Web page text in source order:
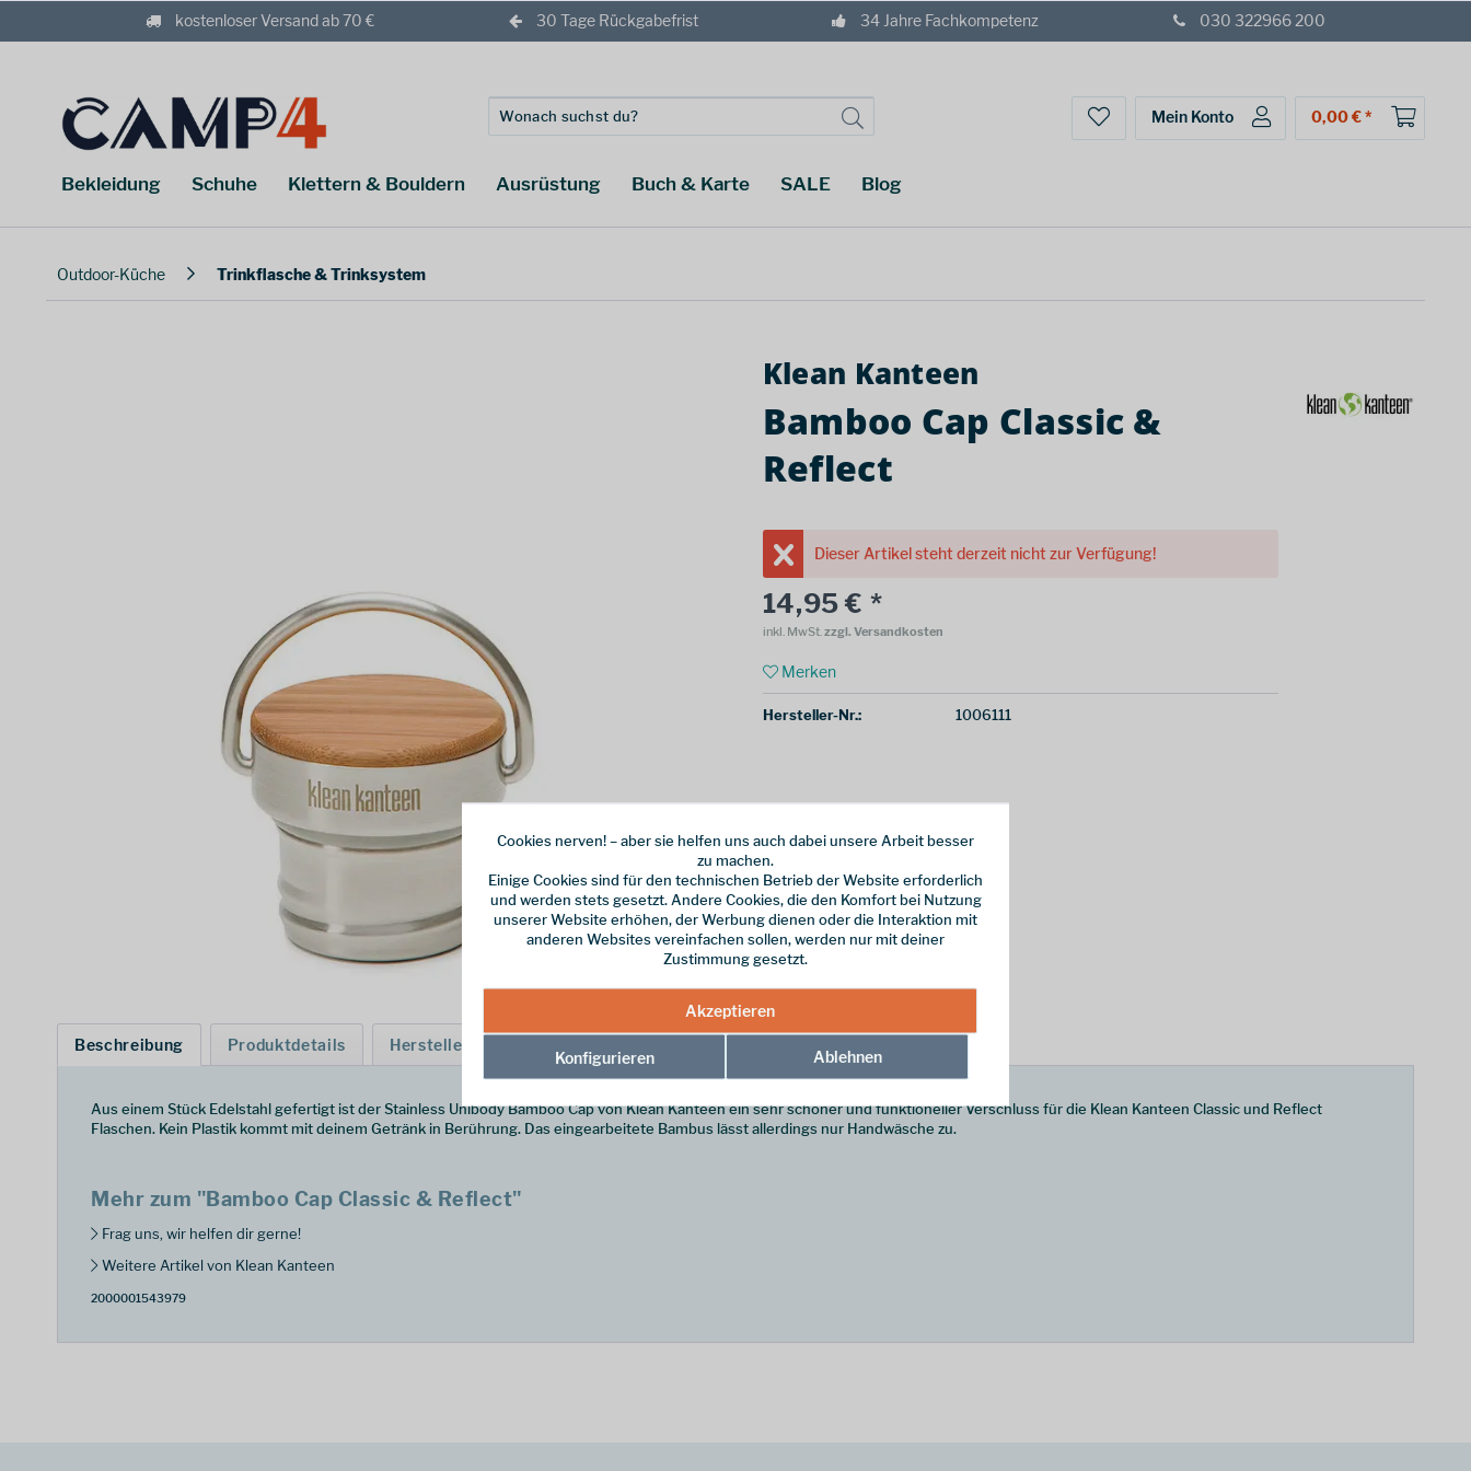
kostenloser Versand ab 70 € 30 Tage Rückgabefrist 34 Jahre Fachkompetenz 030 322966 200
Mein Konto 0,00 € *
Bekleidung Schuhe Klettern & Bouldern Ausrüstung Buch & Karte SALE Blog
Outdoor-Küche Trinkflasche & Trinksystem
Klean Kanteen
Bamboo Cap Classic &
Reflect
Dieser Artikel steht derzeit nicht zur Verfügung!
14,95 € *
inkl. MwSt.zzgl. Versandkosten
Merken
Hersteller-Nr.: 1006111
Beschreibung Produktdetails Hersteller
Aus einem Stück Edelstahl gefertigt ist der Stainless Unibody Bamboo Cap von Klean Kanteen ein sehr schöner und funktioneller Verschluss für die Klean Kanteen Classic und Reflect
Flaschen. Kein Plastik kommt mit deinem Getränk in Berührung. Das eingearbeitete Bambus lässt allerdings nur Handwäsche zu.
Mehr zum "Bamboo Cap Classic & Reflect"
Frag uns, wir helfen dir gerne!
Weitere Artikel von Klean Kanteen
2000001543979
Cookies nerven! – aber sie helfen uns auch dabei unsere Arbeit besser
zu machen.
Einige Cookies sind für den technischen Betrieb der Website erforderlich
und werden stets gesetzt. Andere Cookies, die den Komfort bei Nutzung
unserer Website erhöhen, der Werbung dienen oder die Interaktion mit
anderen Websites vereinfachen sollen, werden nur mit deiner
Zustimmung gesetzt.
Akzeptieren
Konfigurieren Ablehnen